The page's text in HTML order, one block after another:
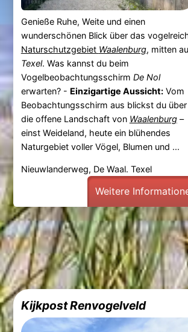
Genieße Ruhe, Weite und einen
wunderschönen Blick über das
Naturschutzgebiet Waalenburg, mitten
Texel. Was kannst du beim
Vogelbeobachtungsschirm De Nol
erwarten? - Einzigartige Aussicht:Vom
Beobachtungsschirm aus blickst du über
die offene Landschaft von Waalenburg–
einst Weideland, heute ein blühendes
Naturgebiet voller Vögel, Blumen und ...
Nieuwlanderweg, De Waal. Texel
Weitere
Kijkpost Renvogelveld